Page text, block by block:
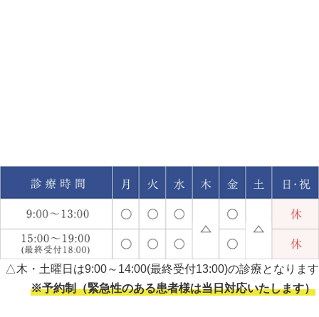
△木・土曜日は9:00～14:00(最終受付13:00)の診療となります
※予約制（緊急性のある患者様は当日対応いたします）